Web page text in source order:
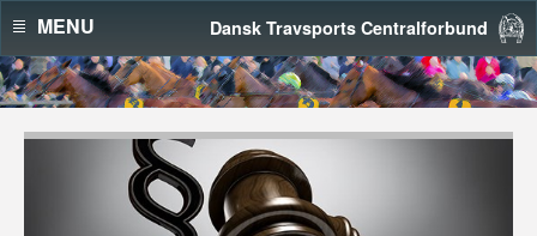
Dansk Travsports Centralforbund
MENU